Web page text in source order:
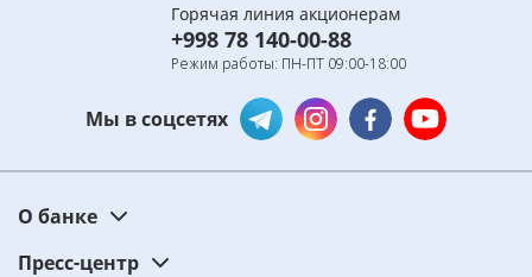
Горячая линия акционерам
+998 78 140-00-88
Режим работы: ПН-ПТ 09:00-18:00
Мы в соцсетях
О банке
Пресс-центр